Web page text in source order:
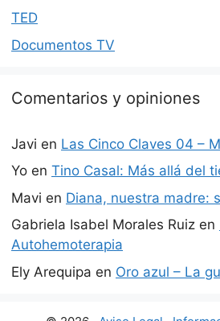
TED
Documentos TV
Comentarios y opiniones
Javi en Las Cinco Claves 04 –
Yo en Tino Casal: Más allá del
Mavi en Diana, nuestra madre:
Gabriela Isabel Morales Ruiz en
Autohemoterapia
Ely Arequipa en Oro azul – La